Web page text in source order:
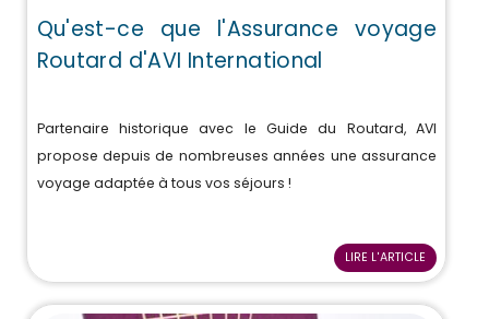
Qu'est-ce que l'Assurance voyage
Routard d'AVI International
Partenaire historique avec le Guide du Routard, AVI
propose depuis de nombreuses années une assurance
voyage adaptée à tous vos séjours !
LIRE L'ARTICLE